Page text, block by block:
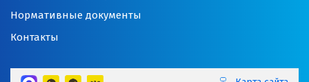
Нормативные документы
Контакты